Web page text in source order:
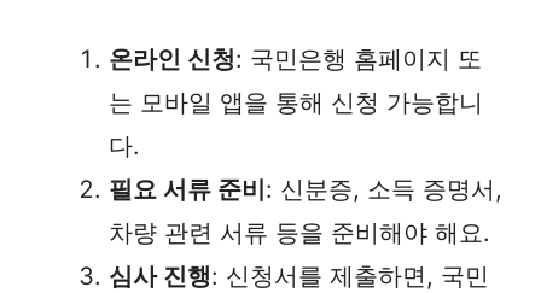
온라인 신청: 국민은행 홈페이지 또
는 모바일 앱을 통해 신청 가능합니
다.
필요 서류 준비: 신분증, 소득 증명서,
차량 관련 서류 등을 준비해야 해요.
심사 진행: 신청서를 제출하면, 국민